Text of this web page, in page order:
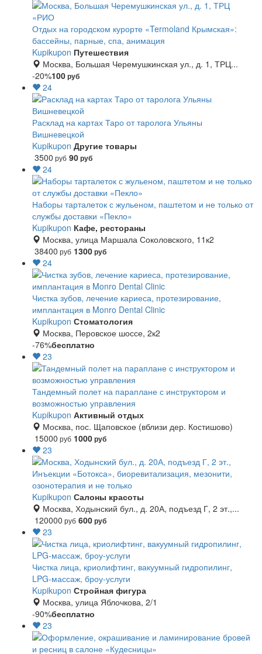
Отдых на городском курорте «Termoland Крымская»:
бассейны, парные, спа, анимация
Kupikupon Путешествия
Москва, Большая Черемушкинская ул., д. 1, ТРЦ...
-20%100руб
24
Расклад на картах Таро от таролога Ульяны
Вишневецкой
Kupikupon Другие товары
3500 руб 90руб
24
Наборы тарталеток с жульеном, паштетом и не только от
службы доставки «Пекло»
Kupikupon Кафе, рестораны
Москва, улица Маршала Соколовского, 11к2
38400 руб 1300руб
24
Чистка зубов, лечение кариеса, протезирование,
имплантация в Monro Dental Clinic
Kupikupon Стоматология
Москва, Перовское шоссе, 2к2
-76%бесплатно
23
Тандемный полет на параплане с инструктором и
возможностью управления
Kupikupon Активный отдых
Москва, пос. Щаповское (вблизи дер. Костишово)
15000 руб 1000руб
23
Инъекции «Ботокса», биоревитализация, мезонити,
озонотерапия и не только
Kupikupon Салоны красоты
Москва, Ходынский бул., д. 20А, подъезд Г, 2 эт.,...
120000 руб 600руб
23
Чистка лица, криолифтинг, вакуумный гидропилинг,
LPG-массаж, броу-услуги
Kupikupon Стройная фигура
Москва, улица Яблочкова, 2/1
-90%бесплатно
23